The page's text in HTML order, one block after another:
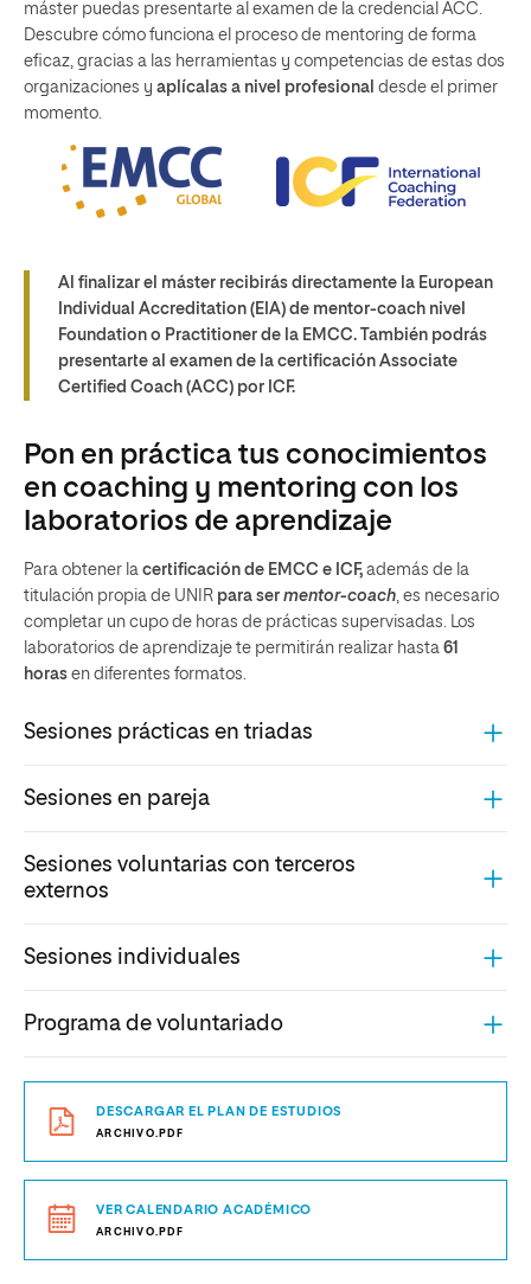
máster puedas presentarte al examen de la credencial ACC.
Descubre cómo funciona el proceso de mentoring de forma
eficaz, gracias a las herramientas y competencias de estas dos
organizaciones y aplícalas a nivel profesional desde el primer
momento.
Al finalizar el máster recibirás directamente la European
Individual Accreditation (EIA) de mentor-coach nivel
Foundation o Practitioner de la EMCC. También podrás
presentarte al examen de la certificación Associate
Certified Coach (ACC) por ICF.
Pon en práctica tus conocimientos
en coaching y mentoring con los
laboratorios de aprendizaje
Para obtener la certificación de EMCC e ICF, además de la
titulación propia de UNIR para ser mentor-coach, es necesario
completar un cupo de horas de prácticas supervisadas. Los
laboratorios de aprendizaje te permitirán realizar hasta 61
horas en diferentes formatos.
Sesiones prácticas en triadas
Sesiones en pareja
Sesiones voluntarias con terceros
externos
Sesiones individuales
Programa de voluntariado
DESCARGAR EL PLAN DE ESTUDIOS
ARCHIVO.PDF
VER CALENDARIO ACADÉMICO
ARCHIVO.PDF